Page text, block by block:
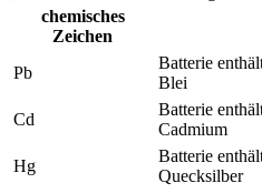
chemisches
Zeichen
Pb
Batterie
Blei
Cd
Batterie
Cadmium
Hg
Batterie
Quecksilber